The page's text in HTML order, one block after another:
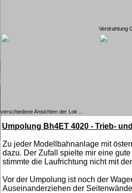
Verdrahtung
verschiedene Ansichten der Lok ...
Umpolung Bh4ET 4020 - Trieb-
Zu jeder Modellbahnanlage mit
dazu. Der Zufall spielte mir eine
stimmte die Laufrichtung nicht mit
Vor der Umpolung ist noch der
Auseinanderziehen der